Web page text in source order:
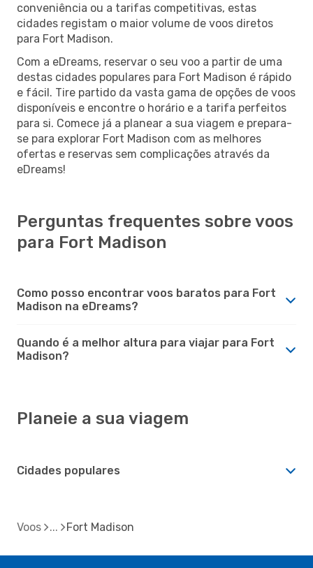
conveniência ou a tarifas competitivas, estas
cidades registam o maior volume de voos diretos
para Fort Madison.
Com a eDreams, reservar o seu voo a partir de uma
destas cidades populares para Fort Madison é rápido
e fácil. Tire partido da vasta gama de opções de voos
disponíveis e encontre o horário e a tarifa perfeitos
para si. Comece já a planear a sua viagem e prepara-
se para explorar Fort Madison com as melhores
ofertas e reservas sem complicações através da
eDreams!
Perguntas frequentes sobre voos
para Fort Madison
Como posso encontrar voos baratos para Fort
Madison na eDreams?
Quando é a melhor altura para viajar para Fort
Madison?
Planeie a sua viagem
Cidades populares
Voos Fort Madison